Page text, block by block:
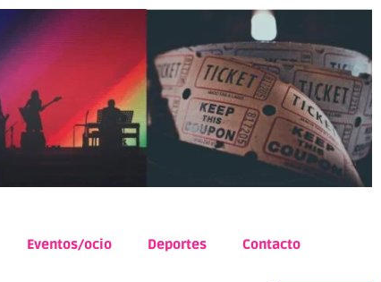
Eventos/ocio Deportes Contacto